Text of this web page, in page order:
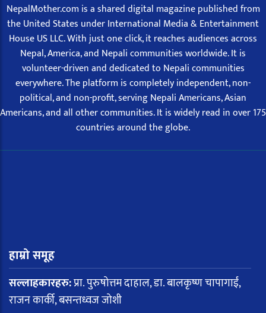
NepalMother.com is a shared digital magazine published from
the United States under International Media & Entertainment
House US LLC. With just one click, it reaches audiences across
Nepal, America, and Nepali communities worldwide. It is
volunteer-driven and dedicated to Nepali communities
everywhere. The platform is completely independent, non-
political, and non-profit, serving Nepali Americans, Asian
Americans, and all other communities. It is widely read in over 175
countries around the globe.
हाम्रो समूह
सल्लाहकारहरु:प्रा. पुरुषोत्तम दाहाल, डा. बालकृष्ण चापागाईं,
राजन कार्की, बसन्तध्वज जोशी